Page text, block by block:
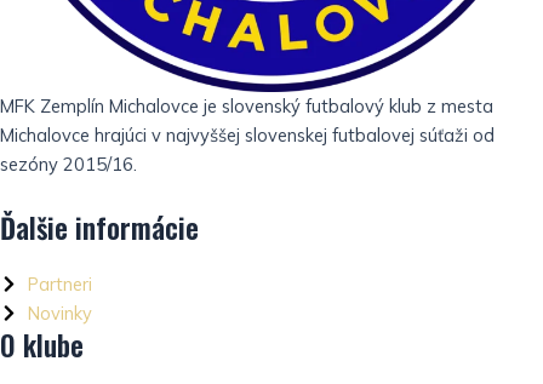
MFK Zemplín Michalovce je slovenský futbalový klub z mesta
Michalovce hrajúci v najvyššej slovenskej futbalovej súťaži od
sezóny 2015/16.
Ďalšie informácie
Partneri
Novinky
O klube